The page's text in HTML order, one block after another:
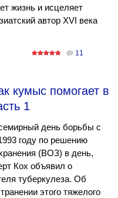
жизнь и исцеляет
автор XVI века
11
кумыс помогает в
1
день борьбы с
году по решению
(ВОЗ) в день,
Кох объявил о
туберкулеза. Об
этого тяжелого